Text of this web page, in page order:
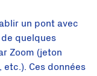
un pont avec
quelques
Zoom (jeton
Ces données